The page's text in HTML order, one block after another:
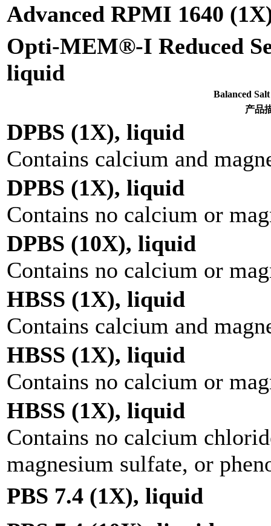
Advanced RPMI 1640
Opti-MEM®-I Reduced
liquid
Balanced
产品
DPBS (1X), liquid
Contains calcium and
DPBS (1X), liquid
Contains no calcium or
DPBS (10X), liquid
Contains no calcium or
HBSS (1X), liquid
Contains calcium and
HBSS (1X), liquid
Contains no calcium or
HBSS (1X), liquid
Contains no calcium
magnesium sulfate, or
PBS 7.4 (1X), liquid